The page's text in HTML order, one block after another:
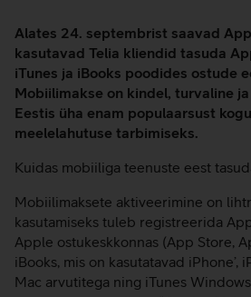
Alates 24. septembrist saavad
kasutavad Telia kliendid tasuda
iTunes ja iBooks poodides ostude
Mobiilimakse on kindel, turvaline
Eestis üha enam populaarsust
meelelahutuse tarbimiseks.
Kuidas mobiiliga teenuste eest
Mobiilimaksete aktiveerimine on
kasutamiseks tuleb registreerida
Apple ostukeskkonnas (App Store,
iBooks, mis on kasutatavad iPhone’,
Mac arvutitega ning iTunes